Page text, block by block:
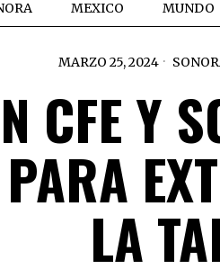
MEXICO MUNDO
MARZO 25, 2024
CFE Y
LA